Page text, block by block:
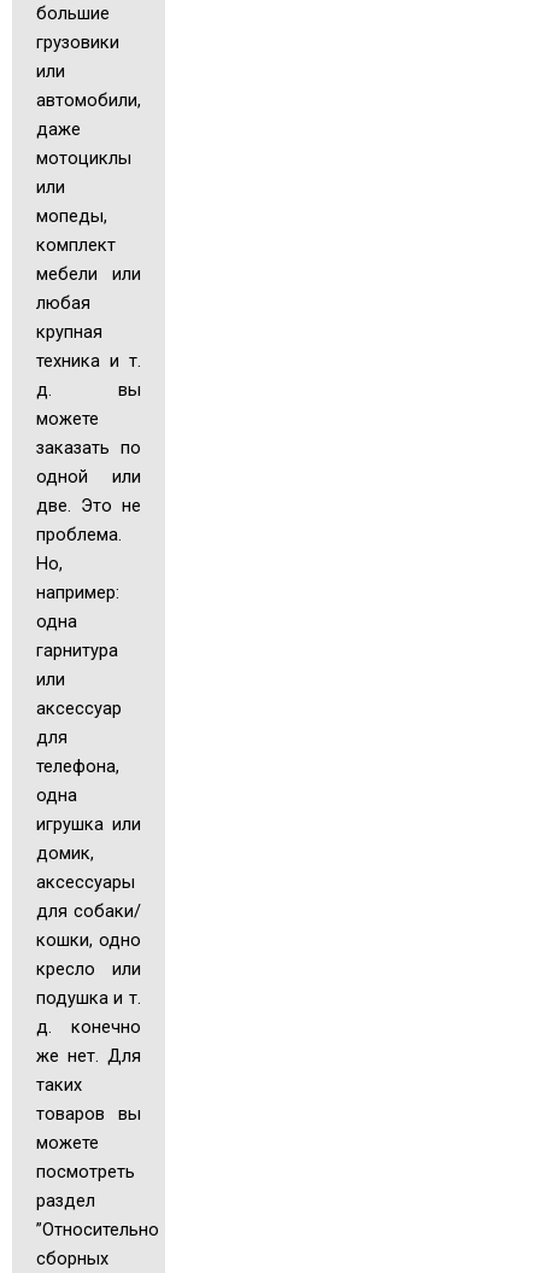
большие
грузовики
или
автомобили,
даже
мотоциклы
или
мопеды,
комплект
мебели или
любая
крупная
техника и т.
д. вы
можете
заказать по
одной или
две. Это не
проблема.
Но,
например:
одна
гарнитура
или
аксессуар
для
телефона,
одна
игрушка или
домик,
аксессуары
для собаки/
кошки, одно
кресло или
подушка и т.
д. конечно
же нет. Для
таких
товаров вы
можете
посмотреть
раздел
”Относительно
сборных